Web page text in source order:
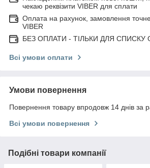
чекаю реквізити VIBER для сплати
Оплата на рахунок, замовлення
VIBER
БЕЗ ОПЛАТИ - ТІЛЬКИ ДЛЯ СПИСКУ
Всі умови оплати
Умови повернення
Повернення товару впродовж 14 днів за
Всі умови повернення
Подібні товари компанії